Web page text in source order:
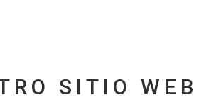
SITIO WEB